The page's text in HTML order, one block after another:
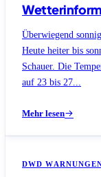
Überwiegend
Heute heiter bis
Schauer. Die
auf 23 bis 27...
Mehr lesen
DWD